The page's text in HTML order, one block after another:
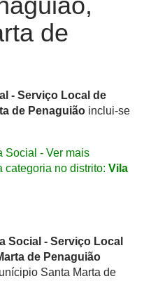
de
- Serviço Local de
de Penaguião inclui-se
Social - Ver mais
categoria no distrito: Vila
Social - Serviço Local
de Penaguião
Santa Marta de